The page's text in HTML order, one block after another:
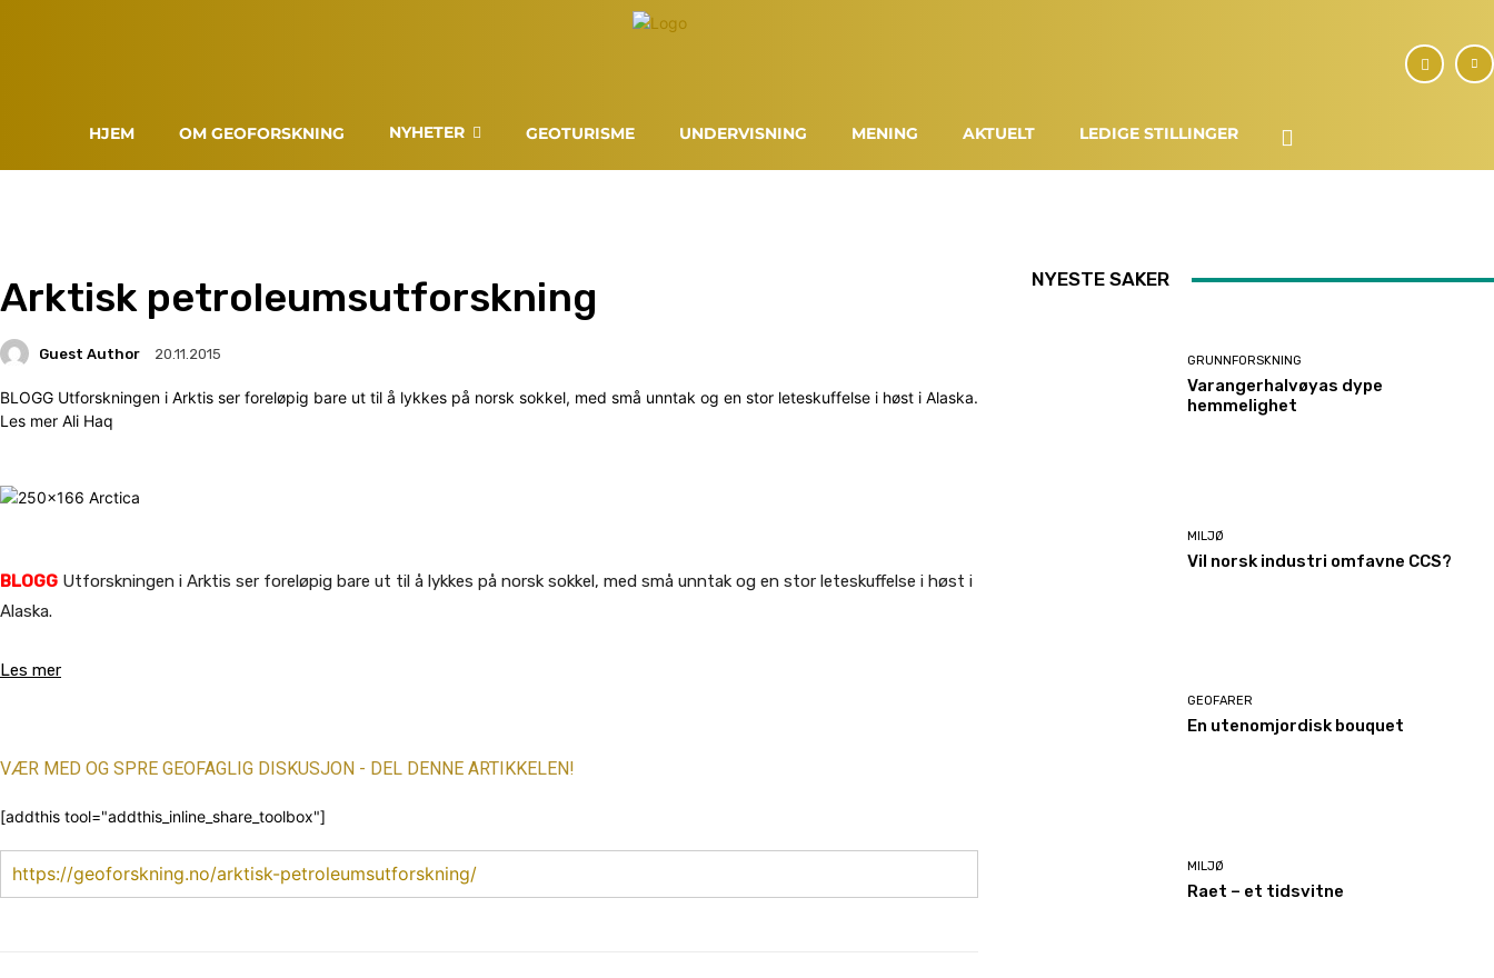
HJEM OM GEOFORSKNING NYHETER GEOTURISME UNDERVISNING MENING AKTUELT LEDIGE STILLINGER
Arktisk petroleumsutforskning
Guest Author 20.11.2015
BLOGG Utforskningen i Arktis ser foreløpig bare ut til å lykkes på norsk sokkel, med små unntak og en stor leteskuffelse i høst i Alaska.
Les mer Ali Haq
BLOGG Utforskningen i Arktis ser foreløpig bare ut til å lykkes på norsk sokkel, med små unntak og en stor leteskuffelse i høst i
Alaska.
Les mer
VÆR MED OG SPRE GEOFAGLIG DISKUSJON - DEL DENNE ARTIKKELEN!
[addthis tool="addthis_inline_share_toolbox"]
https://geoforskning.no/arktisk-petroleumsutforskning/
NYESTE SAKER
GRUNNFORSKNING
Varangerhalvøyas dype
hemmelighet
MILJØ
Vil norsk industri omfavne CCS?
GEOFARER
En utenomjordisk bouquet
MILJØ
Raet – et tidsvitne